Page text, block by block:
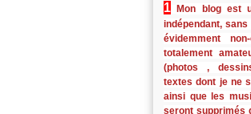
1
Mon blog est
indépendant,
évidemment
totalement
(photos ,
textes dont je ne
ainsi que les
seront supprimés